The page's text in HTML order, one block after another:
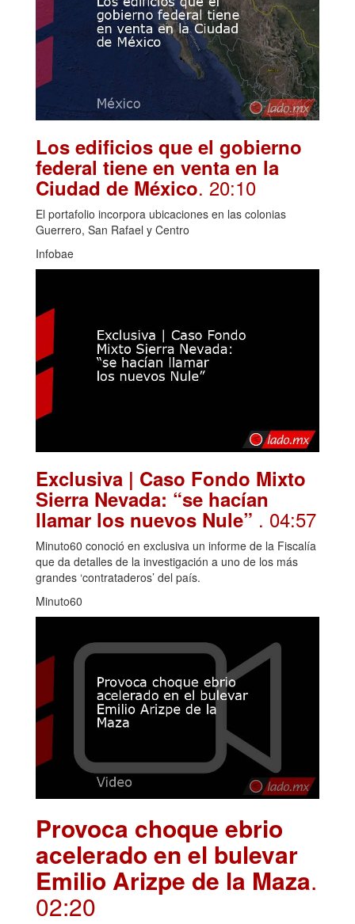
Los edificios que el gobierno
federal tiene en venta en la
Ciudad de México. 20:10
El portafolio incorpora ubicaciones en las colonias
Guerrero, San Rafael y Centro
Infobae
Exclusiva | Caso Fondo Mixto
Sierra Nevada: “se hacían
llamar los nuevos Nule” . 04:57
Minuto60 conoció en exclusiva un informe de la Fiscalía
que da detalles de la investigación a uno de los más
grandes ‘contrataderos’ del país.
Minuto60
Provoca choque ebrio
acelerado en el bulevar
Emilio Arizpe de la Maza.
02:20